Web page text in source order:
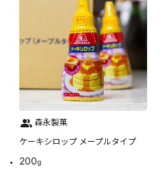
森永製菓
ケーキシロップ メープルタイプ
200g